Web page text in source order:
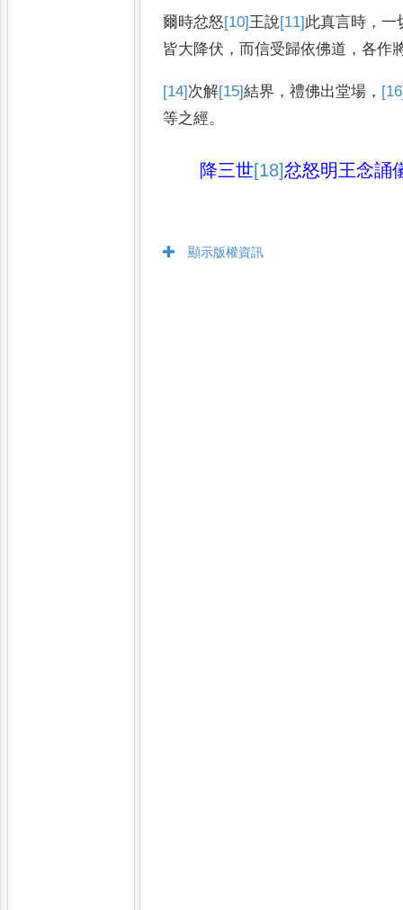
爾時忿怒[10]王說[11] 此真言時 ，一
皆大降伏 ， 而信受歸依佛道 ，各作
[14] 次解[15]結界 ，禮佛出堂場 ，
等之經。
降三世[18]忿怒明王念誦
顯示版權資訊